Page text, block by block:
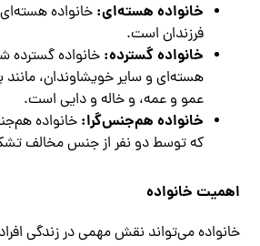
خانواده هسته‌ای: خانواده
فرزندان است.
خانواده گسترده: خانواده گسترده
هسته‌ای و سایر خویشاوندان، مانند
عمو و عمه، و خاله و دایی است.
خانواده هم‌جنس‌گرا: خانواده
که توسط دو نفر از جنس مخالف
اهمیت خانواده
خانواده می‌تواند نقش مهمی در زندگی